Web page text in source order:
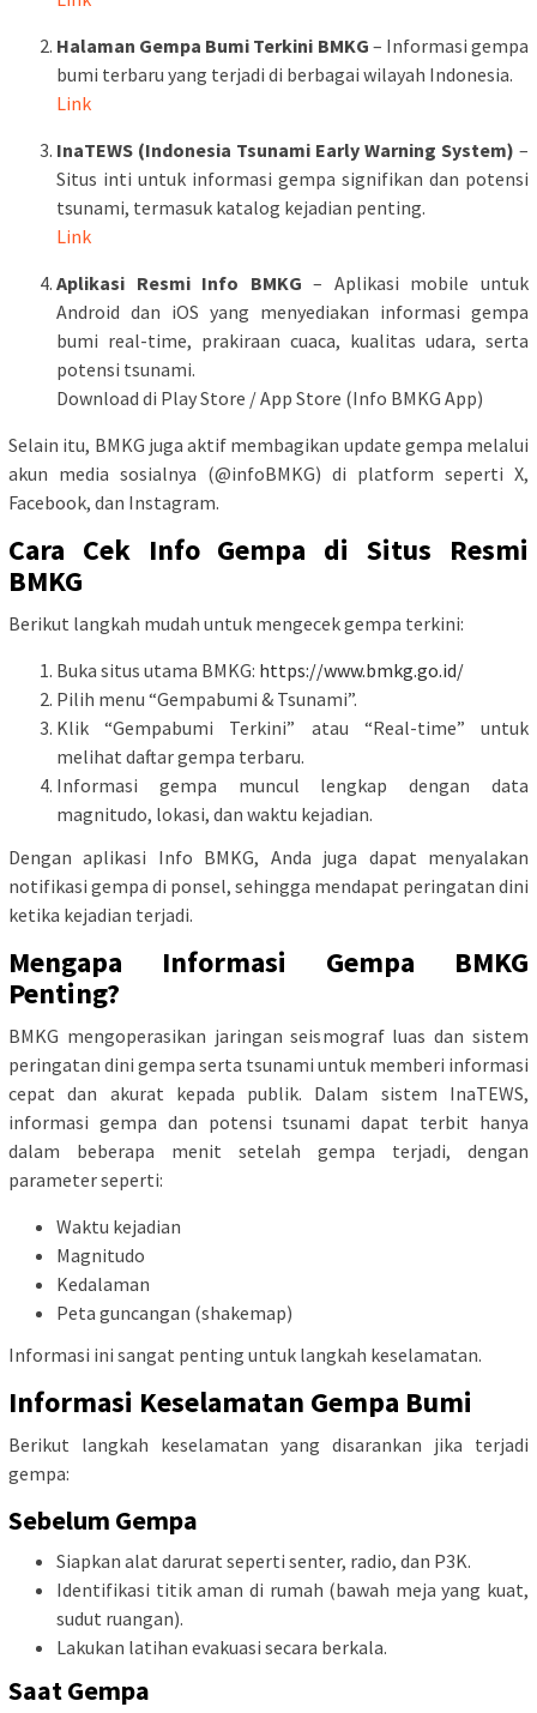
Halaman Gempa Bumi Terkini BMKG – Informasi gempa
bumi terbaru yang terjadi di berbagai wilayah Indonesia.
Link
InaTEWS (Indonesia Tsunami Early Warning System) –
Situs inti untuk informasi gempa signifikan dan potensi
tsunami, termasuk katalog kejadian penting.
Link
Aplikasi Resmi Info BMKG – Aplikasi mobile untuk
Android dan iOS yang menyediakan informasi gempa
bumi real-time, prakiraan cuaca, kualitas udara, serta
potensi tsunami.
Download di Play Store / App Store (Info BMKG App)
Selain itu, BMKG juga aktif membagikan update gempa melalui
akun media sosialnya (@infoBMKG) di platform seperti X,
Facebook, dan Instagram.
Cara Cek Info Gempa di Situs Resmi
BMKG
Berikut langkah mudah untuk mengecek gempa terkini:
Buka situs utama BMKG: https://www.bmkg.go.id/
Pilih menu “Gempabumi & Tsunami”.
Klik “Gempabumi Terkini” atau “Real-time” untuk
melihat daftar gempa terbaru.
Informasi gempa muncul lengkap dengan data
magnitudo, lokasi, dan waktu kejadian.
Dengan aplikasi Info BMKG, Anda juga dapat menyalakan
notifikasi gempa di ponsel, sehingga mendapat peringatan dini
ketika kejadian terjadi.
Mengapa Informasi Gempa BMKG
Penting?
BMKG mengoperasikan jaringan seismograf luas dan sistem
peringatan dini gempa serta tsunami untuk memberi informasi
cepat dan akurat kepada publik. Dalam sistem InaTEWS,
informasi gempa dan potensi tsunami dapat terbit hanya
dalam beberapa menit setelah gempa terjadi, dengan
parameter seperti:
Waktu kejadian
Magnitudo
Kedalaman
Peta guncangan (shakemap)
Informasi ini sangat penting untuk langkah keselamatan.
Informasi Keselamatan Gempa Bumi
Berikut langkah keselamatan yang disarankan jika terjadi
gempa:
Sebelum Gempa
Siapkan alat darurat seperti senter, radio, dan P3K.
Identifikasi titik aman di rumah (bawah meja yang kuat,
sudut ruangan).
Lakukan latihan evakuasi secara berkala.
Saat Gempa